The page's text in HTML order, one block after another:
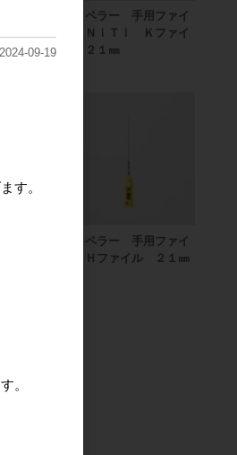
ジッペラー 手用ファイ
ル ＮｉＴｉ Ｋファイ
ル ２１㎜
ジッペラー 手用ファイ
ル Ｈファイル ２１㎜
2024-09-19
す。
。